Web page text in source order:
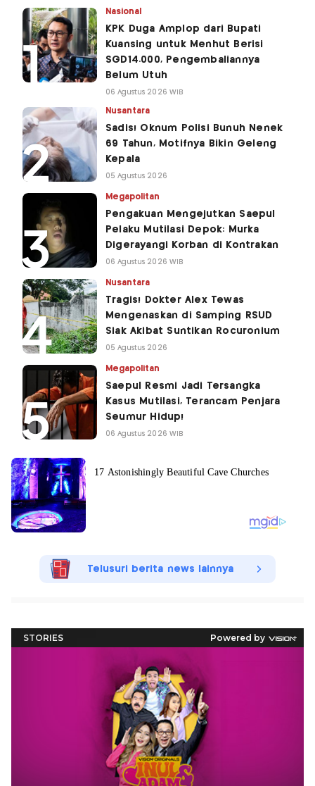
Nasional
KPK Duga Amplop dari Bupati
Kuansing untuk Menhut Berisi
SGD14.000, Pengembaliannya
Belum Utuh
06 Agustus 2026 WIB
Nusantara
Sadis! Oknum Polisi Bunuh Nenek
69 Tahun, Motifnya Bikin Geleng
Kepala
05 Agustus 2026
Megapolitan
Pengakuan Mengejutkan Saepul
Pelaku Mutilasi Depok: Murka
Digerayangi Korban di Kontrakan
06 Agustus 2026 WIB
Nusantara
Tragis! Dokter Alex Tewas
Mengenaskan di Samping RSUD
Siak Akibat Suntikan Rocuronium
05 Agustus 2026
Megapolitan
Saepul Resmi Jadi Tersangka
Kasus Mutilasi, Terancam Penjara
Seumur Hidup!
06 Agustus 2026 WIB
Telusuri berita news lainnya